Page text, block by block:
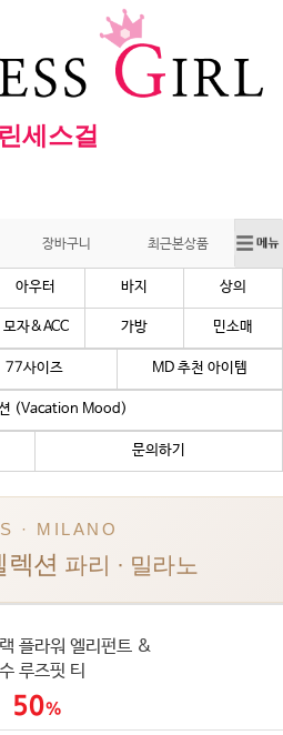
세스걸
장바구니 최근본상품
아우터 바지 상의
모자&ACC 가방 민소매
77사이즈 MD 추천 아이템
(Vacation Mood)
문의하기
· MILANO
렉션 파리 · 밀라노
플라워 엘리펀트 &
루즈핏 티